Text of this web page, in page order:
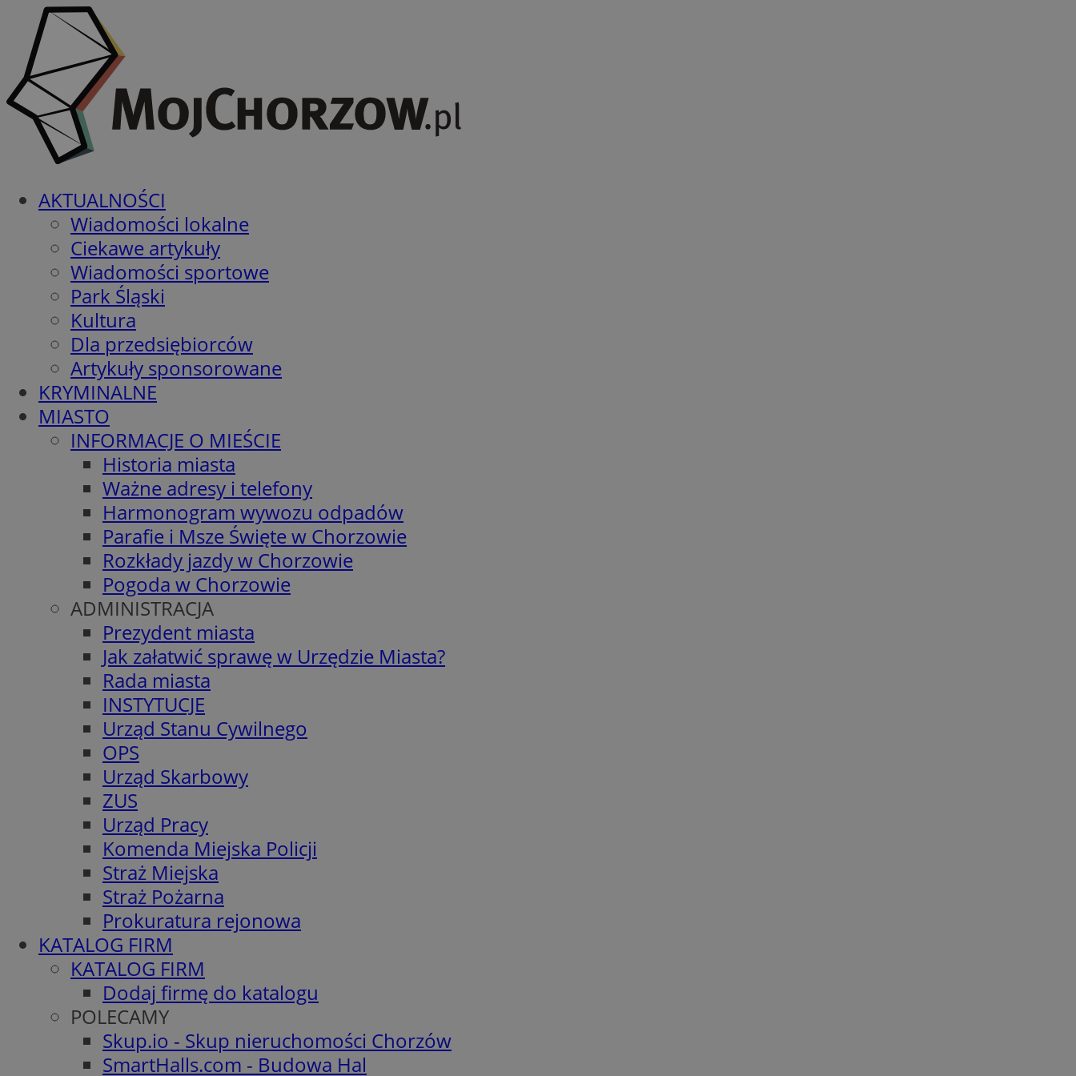
AKTUALNOŚCI
Wiadomości lokalne
Ciekawe artykuły
Wiadomości sportowe
Park Śląski
Kultura
Dla przedsiębiorców
Artykuły sponsorowane
KRYMINALNE
MIASTO
INFORMACJE O MIEŚCIE
Historia miasta
Ważne adresy i telefony
Harmonogram wywozu odpadów
Parafie i Msze Święte w Chorzowie
Rozkłady jazdy w Chorzowie
Pogoda w Chorzowie
ADMINISTRACJA
Prezydent miasta
Jak załatwić sprawę w Urzędzie Miasta?
Rada miasta
INSTYTUCJE
Urząd Stanu Cywilnego
OPS
Urząd Skarbowy
ZUS
Urząd Pracy
Komenda Miejska Policji
Straż Miejska
Straż Pożarna
Prokuratura rejonowa
KATALOG FIRM
KATALOG FIRM
Dodaj firmę do katalogu
POLECAMY
Skup.io - Skup nieruchomości Chorzów
SmartHalls.com - Budowa Hal